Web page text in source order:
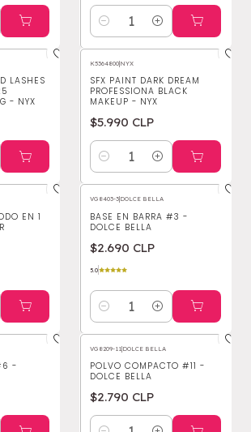
Cantidad
LASHES
- NYX
K5364800|NYX
SFX PAINT DARK DREAM
PROFESSIONA BLACK
MAKEUP - NYX
$5.990 CLP
Cantidad
EN 1
VG8403-3|DOLCE BELLA
BASE EN BARRA #3 -
DOLCE BELLA
$2.690 CLP
5.0
Cantidad
-
VG8209-11|DOLCE BELLA
POLVO COMPACTO #11 -
DOLCE BELLA
$2.790 CLP